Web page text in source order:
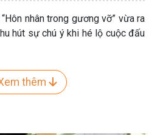
nhân trong gương vỡ” vừa ra
hút sự chú ý khi hé lộ cuộc đấu
thêm